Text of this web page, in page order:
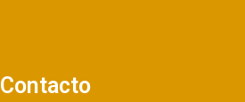
Contacto